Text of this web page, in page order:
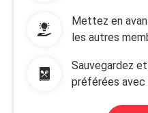
Mettez en
les autres
Sauvegardez
préférées avec